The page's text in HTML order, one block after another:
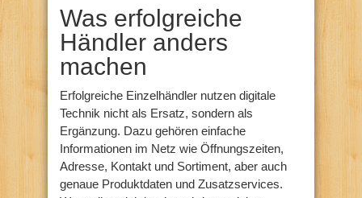
Was erfolgreiche
Händler anders
machen
Erfolgreiche Einzelhändler nutzen digitale
Technik nicht als Ersatz, sondern als
Ergänzung. Dazu gehören einfache
Informationen im Netz wie Öffnungszeiten,
Adresse, Kontakt und Sortiment, aber auch
genaue Produktdaten und Zusatzservices.